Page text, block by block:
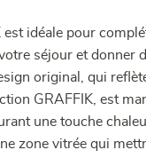
est idéale pour
votre séjour et donner
original, qui
GRAFFIK, est
une touche
zone vitrée qui